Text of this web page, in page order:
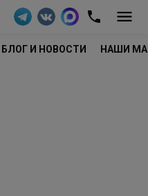
БЛОГ И НОВОСТИ НАШИ